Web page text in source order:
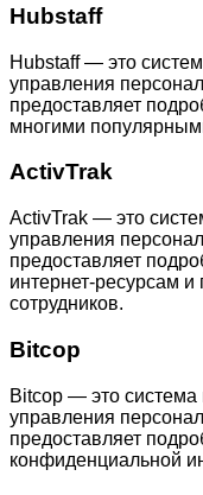
Hubstaff
Hubstaff — это
управления
предоставляет
многими
ActivTrak
ActivTrak — это
управления
предоставляет
интернет-ресурсам и
сотрудников.
Bitcop
Bitcop — это система
управления
предоставляет
конфиденциальной